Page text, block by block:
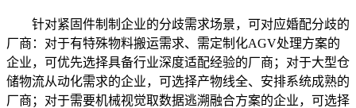
针对紧固件制制企业的分歧需求场景，可对应婚配分歧的
厂商：对于有特殊物料搬运需求、需定制化AGV处理方案的
企业，可优先选择具备行业深度适配经验的厂商；对于大型仓
储物流从动化需求的企业，可选择产物线全、安排系统成熟的
厂商；对于需要机械视觉取数据逃溯融合方案的企业，可选择